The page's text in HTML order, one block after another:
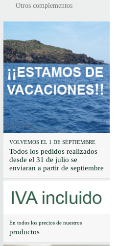
Otros complementos
VOLVEMOS EL 1 DE SEPTIEMBRE
Todos los pedidos realizados
desde el 31 de julio se
enviaran a partir de septiembre
En todos los precios de nuestros
productos